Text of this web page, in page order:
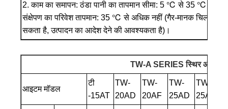
2. काम का समापन: ठंडा पानी का तापमान सीमा: 5 ℃ से 35 ℃;
संक्षेपण का परिवेश तापमान: 35 ℃ से अधिक नहीं (गैर-मानक चिलर
सकता है, उत्पादन का आदेश देने की आवश्यकता है)।
TW-A SERIES स्थिर
आइटम मॉडल
टी
-15AT
TW-
20AD
TW-
20AF
TW-
25AD
TW-
25AF